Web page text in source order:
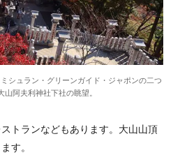
シュラン・グリーンガイド・ジャポンの二つ
山阿夫利神社下社の眺望。
トランなどもあります。大山山頂
す。